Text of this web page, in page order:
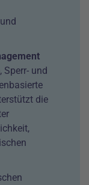
und
die